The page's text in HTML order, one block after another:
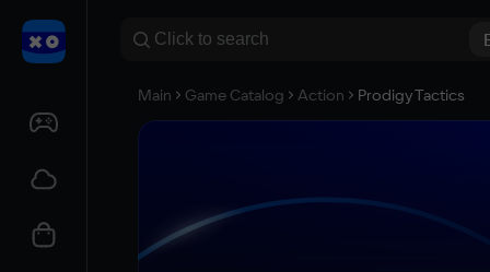
Main Game Catalog Action Prodigy Tactics